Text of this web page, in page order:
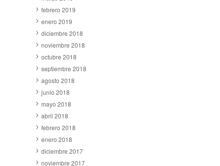
febrero 2019
enero 2019
diciembre 2018
noviembre 2018
octubre 2018
septiembre 2018
agosto 2018
junio 2018
mayo 2018
abril 2018
febrero 2018
enero 2018
diciembre 2017
noviembre 2017